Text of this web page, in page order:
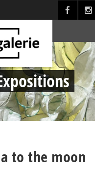
to the moon